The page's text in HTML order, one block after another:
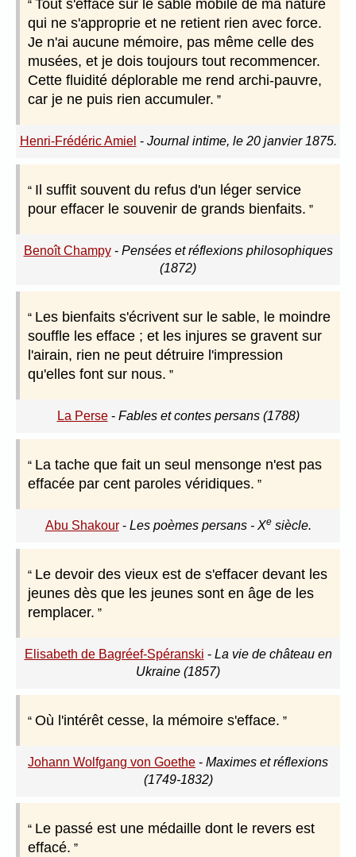
Tout s'efface sur le sable mobile de ma nature
qui ne s'approprie et ne retient rien avec force.
Je n'ai aucune mémoire, pas même celle des
musées, et je dois toujours tout recommencer.
Cette fluidité déplorable me rend archi-pauvre,
car je ne puis rien accumuler.
Henri-Frédéric Amiel - Journal intime, le 20 janvier 1875.
Il suffit souvent du refus d'un léger service
pour effacer le souvenir de grands bienfaits.
Benoît Champy- Pensées et réflexions philosophiques
(1872)
Les bienfaits s'écrivent sur le sable, le moindre
souffle les efface ; et les injures se gravent sur
l'airain, rien ne peut détruire l'impression
qu'elles font sur nous.
La Perse- Fables et contes persans (1788)
La tache que fait un seul mensonge n'est pas
effacée par cent paroles véridiques.
Abu Shakour- Les poèmes persans - Xesiècle.
Le devoir des vieux est de s'effacer devant les
jeunes dès que les jeunes sont en âge de les
remplacer.
Elisabeth de Bagréef-Spéranski - La vie de château en
Ukraine (1857)
Où l'intérêt cesse, la mémoire s'efface.
Johann Wolfgang von Goethe - Maximes et réflexions
(1749-1832)
Le passé est une médaille dont le revers est
effacé.